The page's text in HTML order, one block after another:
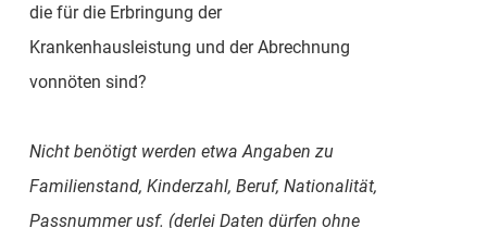
die für die Erbringung der
Krankenhausleistung und der Abrechnung
vonnöten sind?
Nicht benötigt werden etwa Angaben zu
Familienstand, Kinderzahl, Beruf, Nationalität,
Passnummer usf. (derlei Daten dürfen ohne